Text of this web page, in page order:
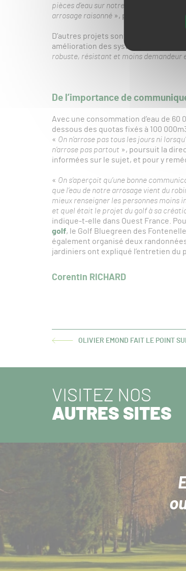
pièces d’eau sur notre terrain qui
arrosage raisonné », précise la
D’autres projets sont en cours pour
amélioration des systèmes
robuste, résistant et moins demandeur
De l’importance de
Avec une consommation d’eau de
dessous des quotas fixés à 100
« On n’arrose pas tous les jours ni
n’arrose pas partout », poursuit la
informées sur le sujet, et pour y
« On s’aperçoit qu’une bonne
que l’eau de notre arrosage vient du
mieux renseigner les personnes moins
et quel était le projet du golf à sa
indique-t-elle dans Ouest France.
golf, le Golf Bluegreen des
également organisé deux
jardiniers ont expliqué l’entretien du
Corentin RICHARD
ARTICLEOLIVIER EMOND FAIT LE POINT
VISITEZ NOS
AUTRES SITES